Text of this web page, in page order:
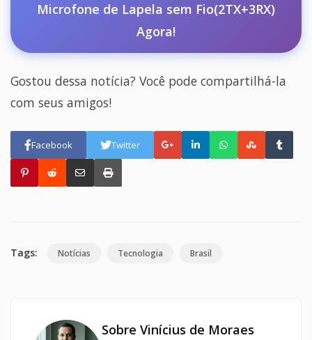
Microfone de Lapela sem Fio(2TX+3RX)
Agora!
Gostou dessa notícia? Você pode compartilhá-la
com seus amigos!
Facebook Twitter
Tags: Notícias Tecnologia Brasil
Sobre Vinícius de Moraes